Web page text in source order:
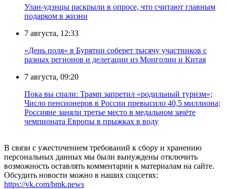
Улан-удэнцы раскрыли в опросе, что считают главным
подарком в жизни
7 августа, 12:33
«День поля» в Бурятии соберет тысячу участников с
разных регионов и делегации из Монголии и Китая
7 августа, 09:20
Пока вы спали: Трамп запретил «родильный туризм»;
Число пенсионеров в России превысило 40,5 миллиона;
Россияне заняли третье место в медальном зачёте
чемпионата Европы в прыжках в воду
В связи с ужесточением требований к сбору и хранению
персональных данных мы были вынуждены отключить
возможность оставлять комментарии к материалам на сайте.
Обсудить новости можно в наших соцсетях:
https://vk.com/bmk.news